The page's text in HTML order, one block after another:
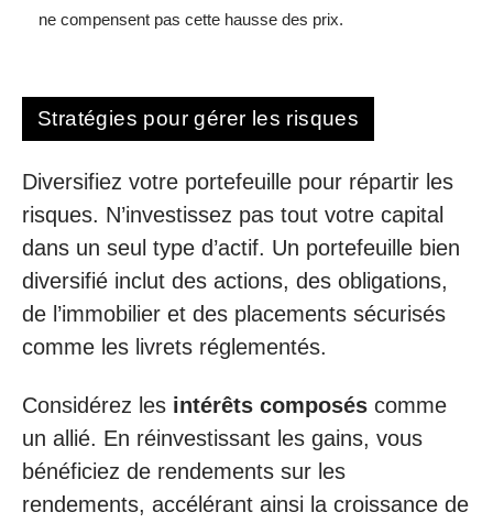
ne compensent pas cette hausse des prix.
Stratégies pour gérer les risques
Diversifiez votre portefeuille pour répartir les
risques. N’investissez pas tout votre capital
dans un seul type d’actif. Un portefeuille bien
diversifié inclut des actions, des obligations,
de l’immobilier et des placements sécurisés
comme les livrets réglementés.
Considérez les intérêts composés comme
un allié. En réinvestissant les gains, vous
bénéficiez de rendements sur les
rendements, accélérant ainsi la croissance de